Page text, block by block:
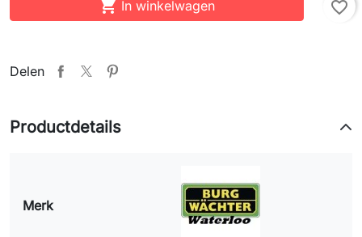
 In winkelwagen favorite_border
Delen
Productdetails
Merk